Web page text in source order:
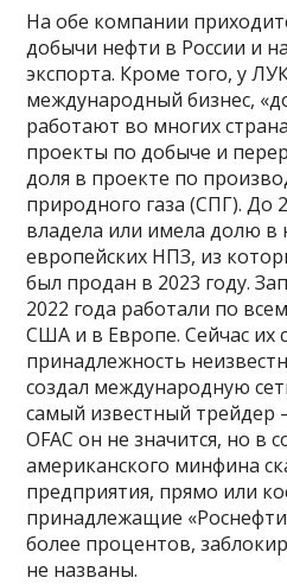
На обе компании
добычи нефти в России и
экспорта. Кроме того, у
международный бизнес,
работают во многих
проекты по добыче и
доля в проекте по
природного газа (СПГ). До
владела или имела долю в
европейских НПЗ, из
был продан в 2023 году.
2022 года работали по
США и в Европе. Сейчас их
принадлежность
создал международную
самый известный трейдер
OFAC он не значится, но в
американского минфина
предприятия, прямо или
принадлежащие
более процентов,
не названы.